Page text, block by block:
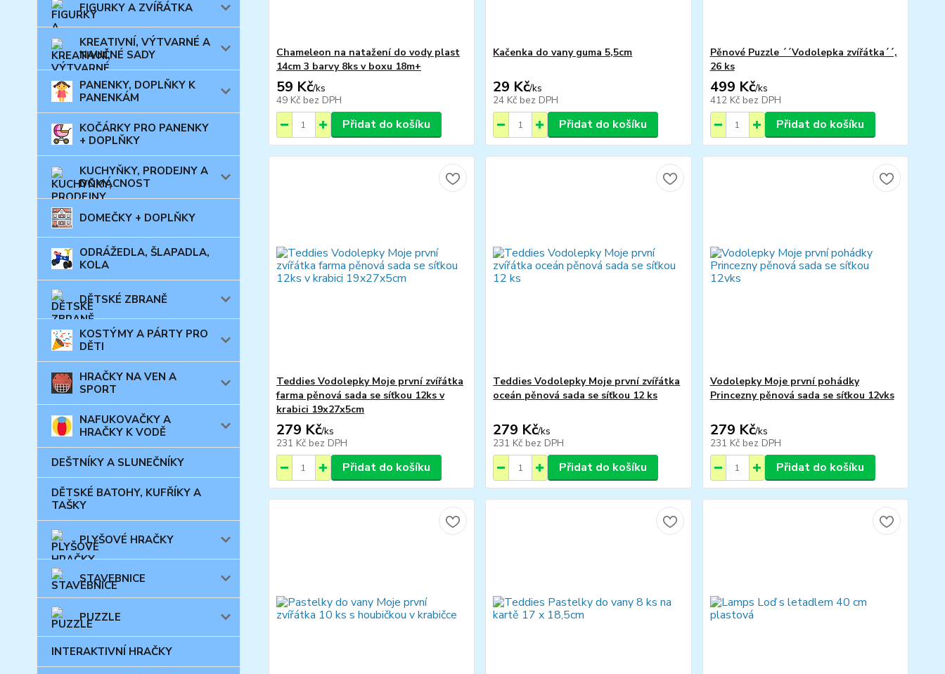
FIGURKY A ZVÍŘÁTKA
KREATIVNÍ, VÝTVARNÉ A
NAUČNÉ SADY
PANENKY, DOPLŇKY K
PANENKÁM
KOČÁRKY PRO PANENKY
+ DOPLŇKY
KUCHYŇKY, PRODEJNY A
DOMÁCNOST
DOMEČKY + DOPLŇKY
ODRÁŽEDLA, ŠLAPADLA,
KOLA
DĚTSKÉ ZBRANĚ
KOSTÝMY A PÁRTY PRO
DĚTI
HRAČKY NA VEN A
SPORT
NAFUKOVAČKY A
HRAČKY K VODĚ
DEŠTNÍKY A SLUNEČNÍKY
DĚTSKÉ BATOHY, KUFŘÍKY A
TAŠKY
PLYŠOVÉ HRAČKY
STAVEBNICE
PUZZLE
INTERAKTIVNÍ HRAČKY
Chameleon na natažení do vody plast
14cm 3 barvy 8ks v boxu 18m+
59 Kč/ks
49 Kč bez DPH
Přidat do košíku
Kačenka do vany guma 5,5cm
29 Kč/ks
24 Kč bez DPH
Přidat do košíku
Pěnové Puzzle ´´Vodolepka zvířátka´´,
26 ks
499 Kč/ks
412 Kč bez DPH
Přidat do košíku
Teddies Vodolepky Moje první zvířátka
farma pěnová sada se síťkou 12ks v
krabici 19x27x5cm
279 Kč/ks
231 Kč bez DPH
Přidat do košíku
Teddies Vodolepky Moje první zvířátka
oceán pěnová sada se síťkou 12 ks
279 Kč/ks
231 Kč bez DPH
Přidat do košíku
Vodolepky Moje první pohádky
Princezny pěnová sada se síťkou 12vks
279 Kč/ks
231 Kč bez DPH
Přidat do košíku